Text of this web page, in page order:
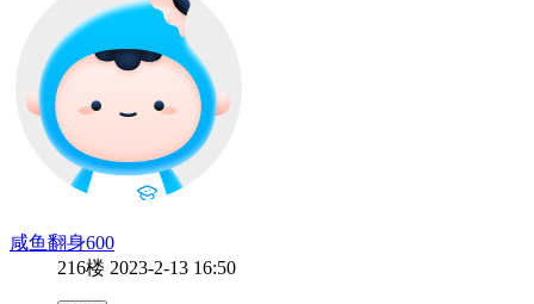
咸鱼翻身600
216楼 2023-2-13 16:50